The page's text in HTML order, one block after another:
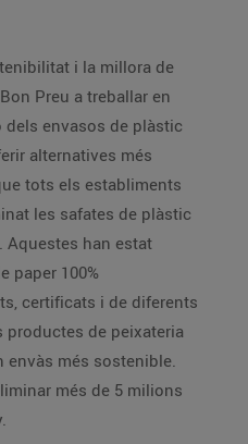
i la millora de
Preu a treballar en
dels envasos de plàstic
alternatives més
tots els establiments
les safates de plàstic
Aquestes han estat
paper 100%
certificats i de diferents
productes de peixateria
envàs més sostenible.
més de 5 milions